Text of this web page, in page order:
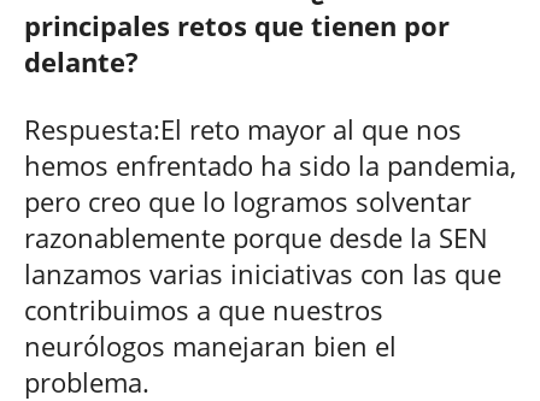
principales retos que tienen por
delante?
Respuesta:El reto mayor al que nos
hemos enfrentado ha sido la pandemia,
pero creo que lo logramos solventar
razonablemente porque desde la SEN
lanzamos varias iniciativas con las que
contribuimos a que nuestros
neurólogos manejaran bien el
problema.